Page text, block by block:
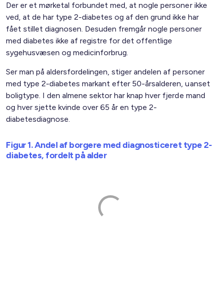
Der er et mørketal forbundet med, at nogle personer ikke
ved, at de har type 2-diabetes og af den grund ikke har
fået stillet diagnosen. Desuden fremgår nogle personer
med diabetes ikke af registre for det offentlige
sygehusvæsen og medicinforbrug.
Ser man på aldersfordelingen, stiger andelen af personer
med type 2-diabetes markant efter 50-årsalderen, uanset
boligtype. I den almene sektor har knap hver fjerde mand
og hver sjette kvinde over 65 år en type 2-
diabetesdiagnose.
Figur 1. Andel af borgere med diagnosticeret type 2-
diabetes, fordelt på alder